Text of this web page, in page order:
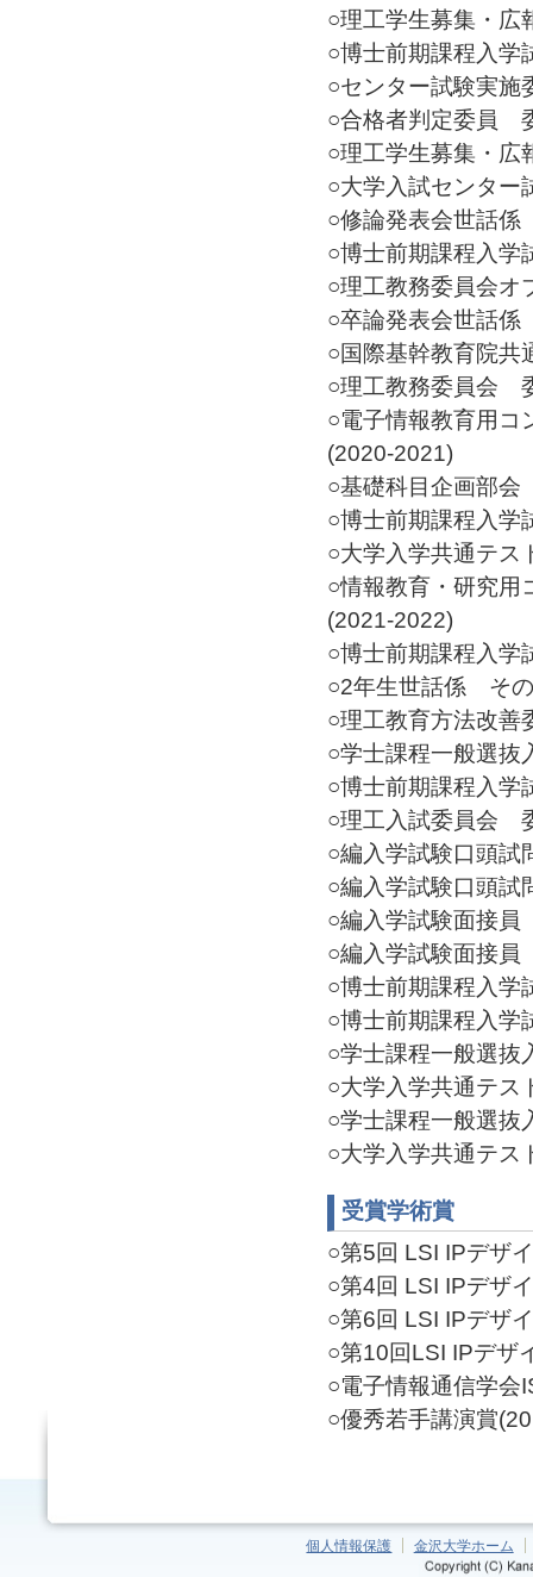
○理工学生募集・
○博士前期課程入学
○センター試験実
○合格者判定委員
○理工学生募集・
○大学入試センター
○修論発表会世話
○博士前期課程入
○理工教務委員会
○卒論発表会世話
○国際基幹教育院
○理工教務委員会
○電子情報教育用
(2020-2021)
○基礎科目企画部
○博士前期課程入
○大学入学共通テス
○情報教育・研究
(2021-2022)
○博士前期課程入
○2年生世話係 そ
○理工教育方法改
○学士課程一般選抜
○博士前期課程入
○理工入試委員会
○編入学試験口頭
○編入学試験口頭
○編入学試験面接
○編入学試験面接
○博士前期課程入
○博士前期課程入
○学士課程一般選
○大学入学共通テ
○学士課程一般選抜
○大学入学共通テス
受賞学術賞
○第5回 LSI IPデザ
○第4回 LSI IPデザ
○第6回 LSI IPデザ
○第10回LSI IPデザ
○電子情報通信学会
○優秀若手講演賞
個人情報保護 金沢大学ホーム